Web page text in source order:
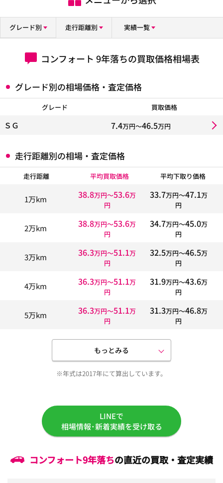
グレード別 走行距離別 実績一覧
コンフォート 9年落ちの買取価格相場表
グレード別の相場価格・査定価格
グレード 買取価格
ＳＧ 7.4万円〜46.5万円
走行距離別の相場・査定価格
走行距離 平均買取価格 平均下取り価格
1万km 38.8万円〜53.6万
円
33.7万円〜47.1万
円
2万km 38.8万円〜53.6万
円
34.7万円〜45.0万
円
3万km 36.3万円〜51.1万
円
32.5万円〜46.5万
円
4万km 36.3万円〜51.1万
円
31.9万円〜43.6万
円
5万km 36.3万円〜51.1万
円
31.3万円〜46.8万
円
もっとみる
※年式は2017年にて算出しています。
LINEで
相場情報･新着実績を受け取る
コンフォート9年落ちの直近の買取・査定実績